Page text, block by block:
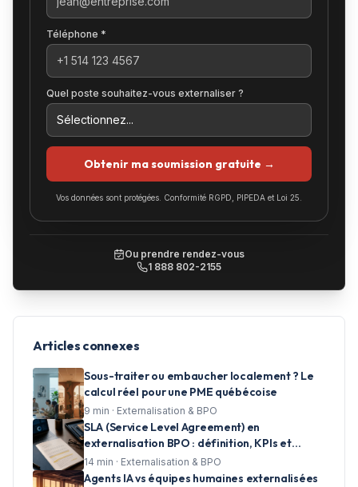
Téléphone *
Quel poste souhaitez-vous externaliser ?
Obtenir ma soumission gratuite →
Vos données sont protégées. Conformité RGPD, PIPEDA et Loi 25.
Ou prendre rendez-vous
1 888 802-2155
Articles connexes
Sous-traiter ou embaucher localement ? Le
calcul réel pour une PME québécoise
9 min · Externalisation & BPO
SLA (Service Level Agreement) en
externalisation BPO : définition, KPIs et
clauses essentielles pour les centres d'appels
14 min · Externalisation & BPO
Agents IA vs équipes humaines externalisées